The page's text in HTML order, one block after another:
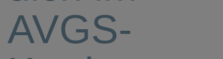
AVGS-